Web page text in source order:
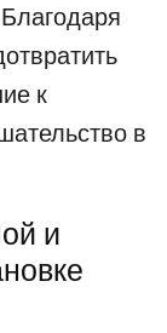
к
в
и